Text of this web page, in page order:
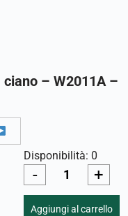
– W2011A –
Disponibilità: 0
- +
Aggiungi al carrello